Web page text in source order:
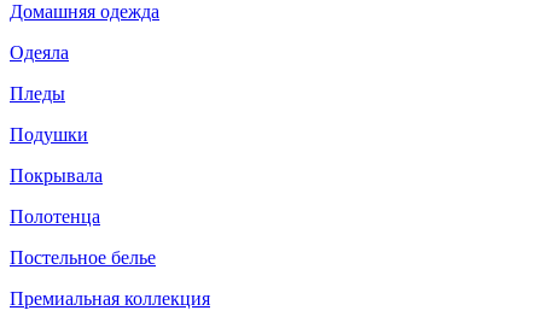
Домашняя одежда
Одеяла
Пледы
Подушки
Покрывала
Полотенца
Постельное белье
Премиальная коллекция